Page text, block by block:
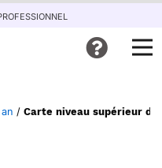
/ Carte niveau supérieur de